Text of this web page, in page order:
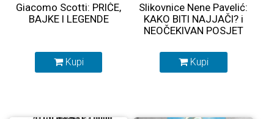
Giacomo Scotti: PRIČE,
BAJKE I LEGENDE
Kupi
Slikovnice Nene Pavelić:
KAKO BITI NAJJAČI? i
NEOČEKIVAN POSJET
Kupi